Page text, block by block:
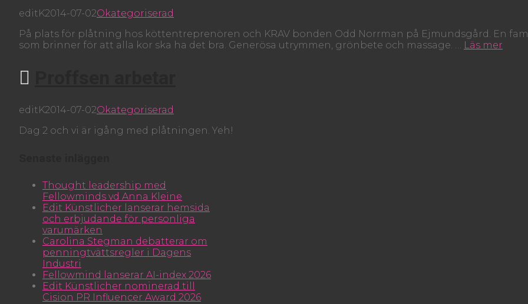
editK2014-07-02Okategoriserad
På plats för plåtning hos köttentreprenören och KRAV bonden Odd Norrman på Ejmundsgård. En
som brinner för att alla kor ska ha det bra. Generösa utrymmen, grönbete och massage. … Läs mer
editK2014-07-02Okategoriserad
Dag 2 och vi är igång med plåtningen. Yeh!
Thought leadership med
Fellowminds vd Anna Kleine
Edit Künstlicher lanserar hemsida
och erbjudande för personliga
varumärken
Carolina Stegman debatterar om
penningtvättsregler i Dagens
Industri
Fellowmind lanserar AI-index 2026
Edit Künstlicher nominerad till
Cision PR Influencer Award 2026